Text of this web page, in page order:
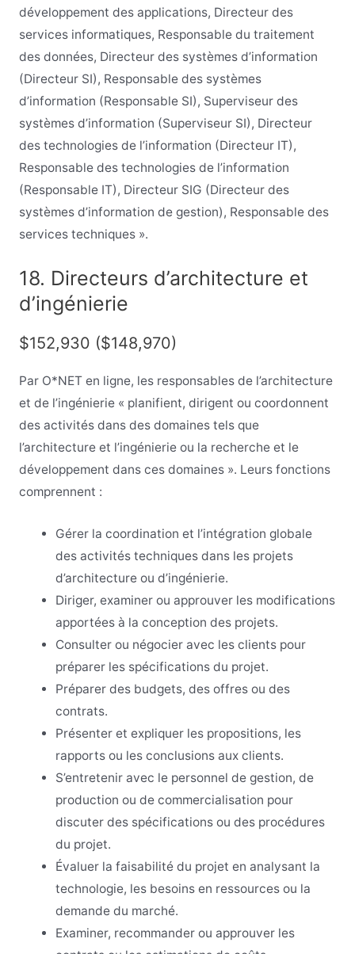
développement des applications, Directeur des
services informatiques, Responsable du traitement
des données, Directeur des systèmes d’information
(Directeur SI), Responsable des systèmes
d’information (Responsable SI), Superviseur des
systèmes d’information (Superviseur SI), Directeur
des technologies de l’information (Directeur IT),
Responsable des technologies de l’information
(Responsable IT), Directeur SIG (Directeur des
systèmes d’information de gestion), Responsable des
services techniques ».
18. Directeurs d’architecture et
d’ingénierie
$152,930 ($148,970)
Par O*NET en ligne, les responsables de l’architecture
et de l’ingénierie « planifient, dirigent ou coordonnent
des activités dans des domaines tels que
l’architecture et l’ingénierie ou la recherche et le
développement dans ces domaines ». Leurs fonctions
comprennent :
Gérer la coordination et l’intégration globale
des activités techniques dans les projets
d’architecture ou d’ingénierie.
Diriger, examiner ou approuver les modifications
apportées à la conception des projets.
Consulter ou négocier avec les clients pour
préparer les spécifications du projet.
Préparer des budgets, des offres ou des
contrats.
Présenter et expliquer les propositions, les
rapports ou les conclusions aux clients.
S’entretenir avec le personnel de gestion, de
production ou de commercialisation pour
discuter des spécifications ou des procédures
du projet.
Évaluer la faisabilité du projet en analysant la
technologie, les besoins en ressources ou la
demande du marché.
Examiner, recommander ou approuver les